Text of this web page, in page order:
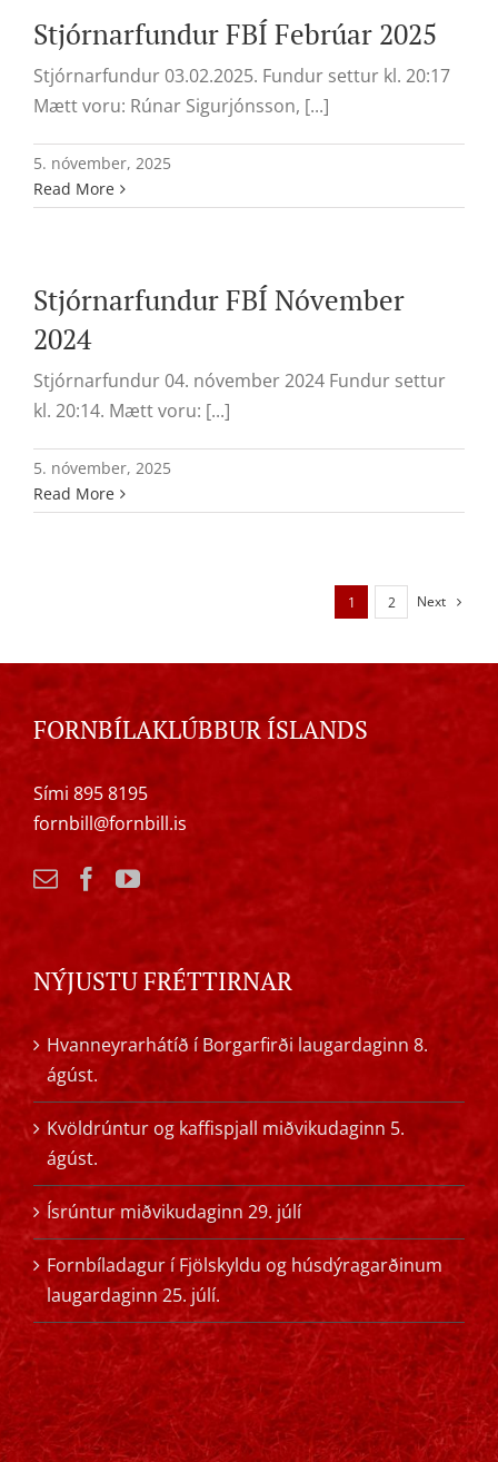
Stjórnarfundur FBÍ Febrúar 2025
Stjórnarfundur 03.02.2025. Fundur settur kl. 20:17
Mætt voru: Rúnar Sigurjónsson, [...]
5. nóvember, 2025
Read More
Stjórnarfundur FBÍ Nóvember
2024
Stjórnarfundur 04. nóvember 2024 Fundur settur
kl. 20:14. Mætt voru: [...]
5. nóvember, 2025
Read More
1 2 Next
FORNBÍLAKLÚBBUR ÍSLANDS
Sími 895 8195
fornbill@fornbill.is
NÝJUSTU FRÉTTIRNAR
Hvanneyrarhátíð í Borgarfirði laugardaginn 8.
ágúst.
Kvöldrúntur og kaffispjall miðvikudaginn 5.
ágúst.
Ísrúntur miðvikudaginn 29. júlí
Fornbíladagur í Fjölskyldu og húsdýragarðinum
laugardaginn 25. júlí.